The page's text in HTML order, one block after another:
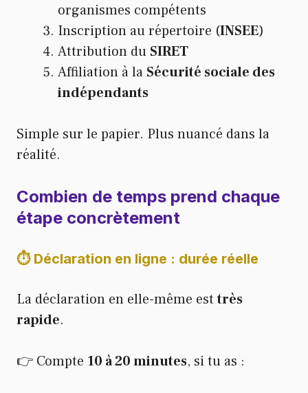
organismes compétents
Inscription au répertoire (INSEE)
Attribution du SIRET
Affiliation à la Sécurité sociale des
indépendants
Simple sur le papier. Plus nuancé dans la
réalité.
Combien de temps prend chaque
étape concrètement
⏱️ Déclaration en ligne : durée réelle
La déclaration en elle-même esttrès
rapide.
👉 Compte 10 à 20 minutes, si tu as :